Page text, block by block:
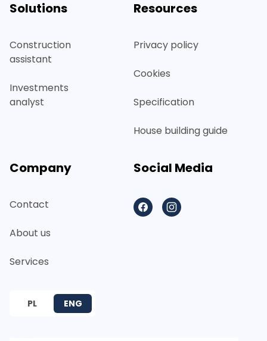
Solutions
Construction
assistant
Investments
analyst
Resources
Privacy policy
Cookies
Specification
House building guide
Company
Contact
About us
Services
Social Media
PL ENG